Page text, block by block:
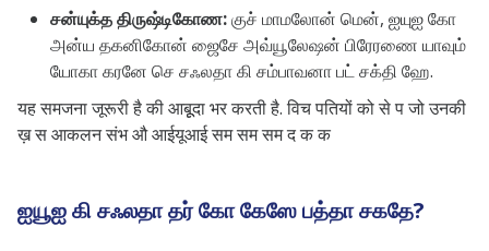
சன்யுக்த திருஷ்டிகோண:குச் மாமலோன் மென், ஐயுஐ கோ
அன்ய தகனிகோன் ஜைசே அவ்யூலேஷன் பிரேரணை யாவும்
யோகா கரனே செ சஃலதா கி சம்பாவனா பட் சக்தி ஹே.
यह समजना जूरूरी है की आबूूदा भर करती है. विच पतियों को से प जो उनकी
ख़ स आकलन संभ औ आईयूआई सम सम सम द क क
ஐயூஐ கி சஃலதா தர் கோ கேஸே பத்தா சகதே?